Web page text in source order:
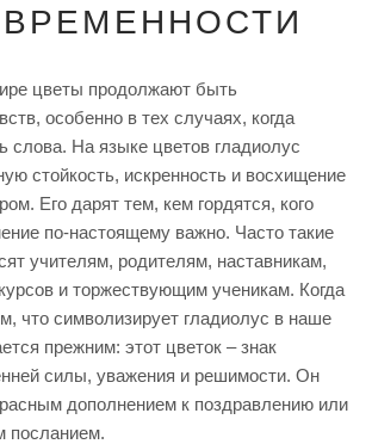
цветы продолжают быть
особенно в тех случаях, когда
слова. На языке цветов гладиолус
стойкость, искренность и восхищение
Его дарят тем, кем гордятся, кого
по-настоящему важно. Часто такие
учителям, родителям, наставникам,
и торжествующим ученикам. Когда
что символизирует гладиолус в наше
прежним: этот цветок – знак
силы, уважения и решимости. Он
дополнением к поздравлению или
посланием.